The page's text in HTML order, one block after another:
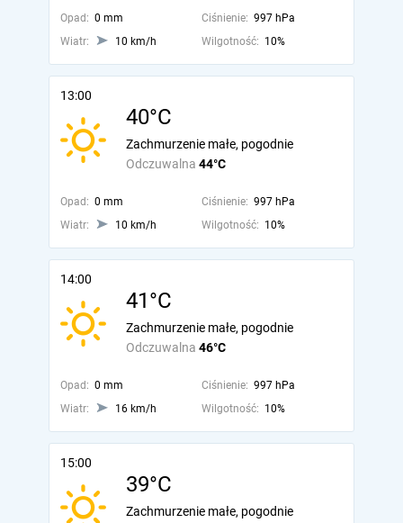
Opad: 0 mm Ciśnienie: 997 hPa
Wiatr:
10 km/h Wilgotność: 10%
13:00
40°C
Odczuwalna 44°C
Zachmurzenie małe, pogodnie
Opad: 0 mm Ciśnienie: 997 hPa
Wiatr:
10 km/h Wilgotność: 10%
14:00
41°C
Odczuwalna 46°C
Zachmurzenie małe, pogodnie
Opad: 0 mm Ciśnienie: 997 hPa
Wiatr:
16 km/h Wilgotność: 10%
15:00
39°C
Zachmurzenie małe, pogodnie